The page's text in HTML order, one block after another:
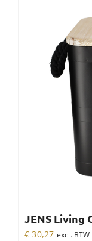
JENS Living
€ 30,27 excl. BTW